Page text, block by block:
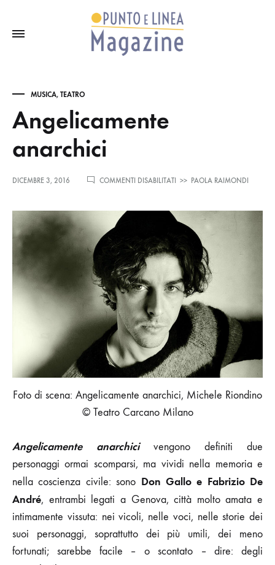
MUSICA, TEATRO
Angelicamente
anarchici
DICEMBRE 3, 2016 COMMENTI DISABILITATI
SU
>> PAOLA RAIMONDI
Foto di scena: Angelicamente anarchici, Michele Riondino
© Teatro Carcano Milano
Angelicamente anarchicivengono definiti due
personaggi ormai scomparsi, ma vividi nella memoria e
nella coscienza civile: sono Don Gallo e Fabrizio De
André, entrambi legati a Genova, città molto amata e
intimamente vissuta: nei vicoli, nelle voci, nelle storie dei
suoi personaggi, soprattutto dei più umili, dei meno
fortunati; sarebbe facile – o scontato – dire: degli